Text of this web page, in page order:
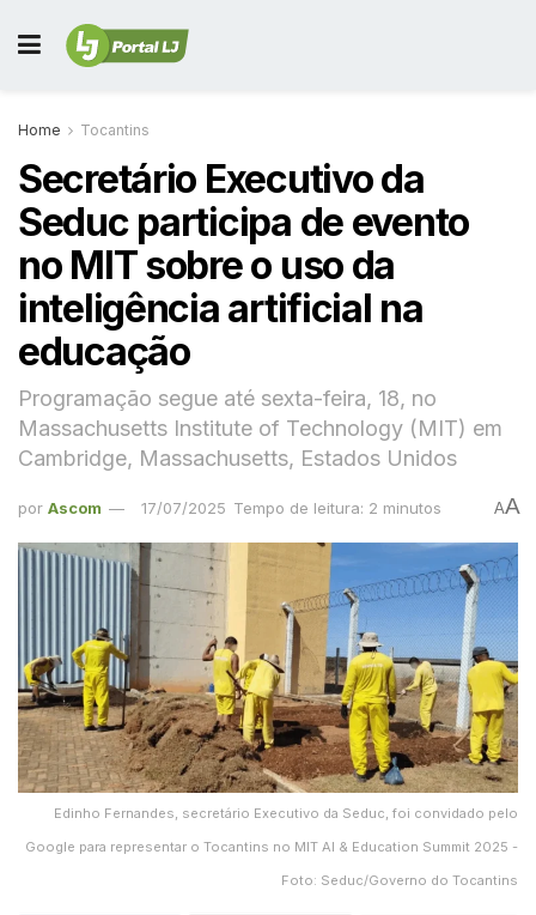
Home Tocantins
Secretário Executivo da
Seduc participa de evento
no MIT sobre o uso da
inteligência artificial na
educação
Programação segue até sexta-feira, 18, no
Massachusetts Institute of Technology (MIT) em
Cambridge, Massachusetts, Estados Unidos
por Ascom 17/07/2025 Tempo de leitura: 2 minutos AA
Edinho Fernandes, secretário Executivo da Seduc, foi convidado pelo
Google para representar o Tocantins no MIT AI & Education Summit 2025 -
Foto: Seduc/Governo do Tocantins